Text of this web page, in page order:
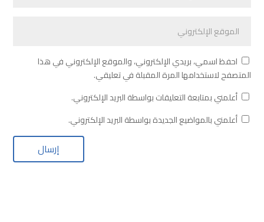
احفظ اسمي، بريدي الإلكتروني، والموقع الإلكتروني في هذا
المتصفح لاستخدامها المرة المقبلة في تعليقي.
أعلمني بمتابعة التعليقات بواسطة البريد الإلكتروني.
أعلمني بالمواضيع الجديدة بواسطة البريد الإلكتروني.